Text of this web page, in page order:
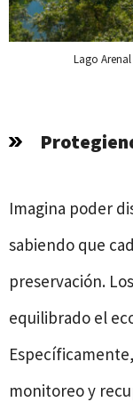
Lago
Imagina poder
sabiendo que
preservación.
equilibrado el
monitoreo y